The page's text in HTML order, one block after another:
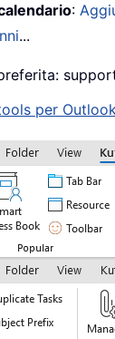
:
...
per